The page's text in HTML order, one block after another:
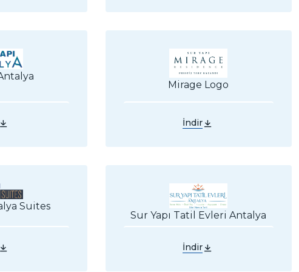
Mirage Logo
İndir
Suites
Sur Yapı Tatil Evleri Antalya
İndir